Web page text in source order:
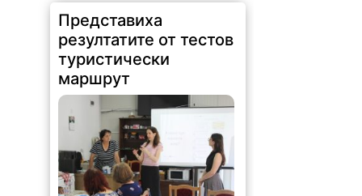
Представиха
резултатите от тестов
туристически
маршрут